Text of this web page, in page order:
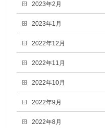
2023年2月
2023年1月
2022年12月
2022年11月
2022年10月
2022年9月
2022年8月